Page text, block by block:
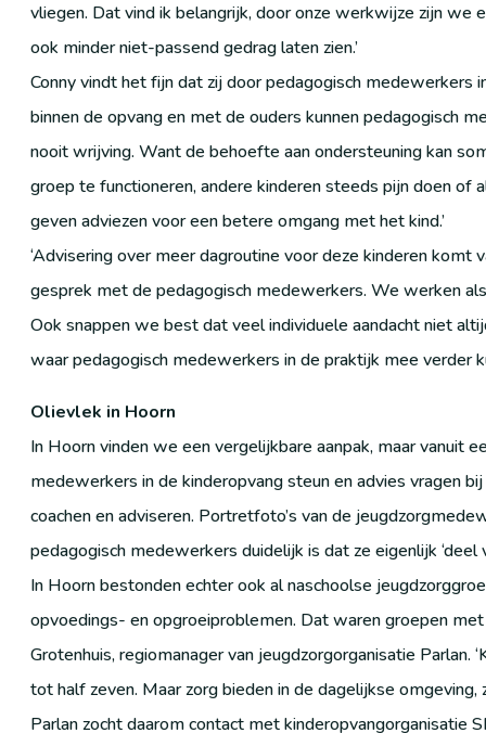
vliegen. Dat vind ik belangrijk, door onze werkwijze zijn we
ook minder niet-passend gedrag laten zien.’
Conny vindt het fijn dat zij door pedagogisch medewerkers
binnen de opvang en met de ouders kunnen pedagogisch
nooit wrijving. Want de behoefte aan ondersteuning kan
groep te functioneren, andere kinderen steeds pijn doen of
geven adviezen voor een betere omgang met het kind.’
‘Advisering over meer dagroutine voor deze kinderen
gesprek met de pedagogisch medewerkers. We werken
Ook snappen we best dat veel individuele aandacht niet
waar pedagogisch medewerkers in de praktijk mee verder
Olievlek in Hoorn
In Hoorn vinden we een vergelijkbare aanpak, maar vanuit
medewerkers in de kinderopvang steun en advies vragen
coachen en adviseren. Portretfoto’s van de
pedagogisch medewerkers duidelijk is dat ze eigenlijk ‘deel
In Hoorn bestonden echter ook al naschoolse
opvoedings- en opgroeiproblemen. Dat waren groepen
Grotenhuis, regiomanager van jeugdzorgorganisatie Parlan.
tot half zeven. Maar zorg bieden in de dagelijkse
Parlan zocht daarom contact met kinderopvangorganisatie